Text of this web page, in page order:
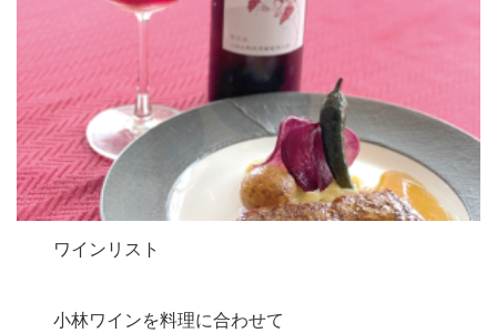
ワインリスト
小林ワインを料理に合わせて